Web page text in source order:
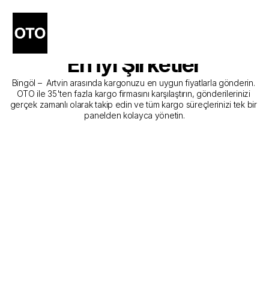
Bingöl - Artvin Kargo
Gönderim Hizmeti Sunan
En İyi Şirketler
Bingöl –  Artvin arasında kargonuzu en uygun fiyatlarla gönderin.
OTO ile 35'ten fazla kargo firmasını karşılaştırın, gönderilerinizi
gerçek zamanlı olarak takip edin ve tüm kargo süreçlerinizi tek bir
panelden kolayca yönetin.